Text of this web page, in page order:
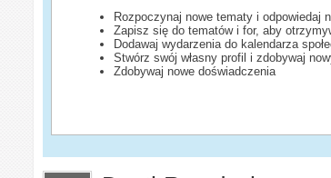
Rozpoczynaj nowe tematy i odpowiedaj
Zapisz się do tematów i for, aby
Dodawaj wydarzenia do kalendarza
Stwórz swój własny profil i zdobywaj
Zdobywaj nowe doświadczenia